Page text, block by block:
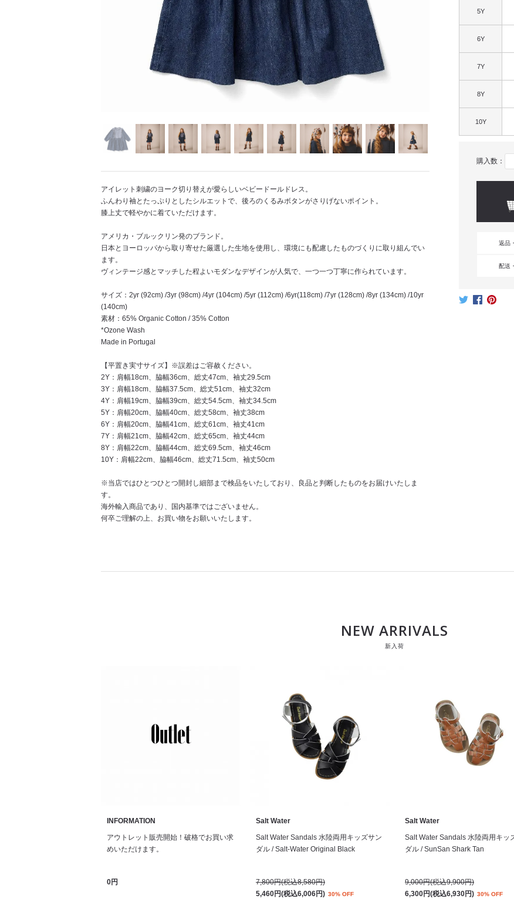
アイレット刺繍のヨーク切り替えが愛らしいベビードールドレス。
ふんわり袖とたっぷりとしたシルエットで、後ろのくるみボタンがさりげないポイント。
膝上丈で軽やかに着ていただけます。
アメリカ・ブルックリン発のブランド。
日本とヨーロッパから取り寄せた厳選した生地を使用し、環境にも配慮したものづくりに取り組んでい
ます。
ヴィンテージ感とマッチした程よいモダンなデザインが人気で、一つ一つ丁寧に作られています。
サイズ：2yr (92cm) /3yr (98cm) /4yr (104cm) /5yr (112cm) /6yr(118cm) /7yr (128cm) /8yr (134cm) /10yr
(140cm)
素材：65% Organic Cotton / 35% Cotton
*Ozone Wash
Made in Portugal
【平置き実寸サイズ】※誤差はご容赦ください。
2Y：肩幅18cm、脇幅36cm、総丈47cm、袖丈29.5cm
3Y：肩幅18cm、脇幅37.5cm、総丈51cm、袖丈32cm
4Y：肩幅19cm、脇幅39cm、総丈54.5cm、袖丈34.5cm
5Y：肩幅20cm、脇幅40cm、総丈58cm、袖丈38cm
6Y：肩幅20cm、脇幅41cm、総丈61cm、袖丈41cm
7Y：肩幅21cm、脇幅42cm、総丈65cm、袖丈44cm
8Y：肩幅22cm、脇幅44cm、総丈69.5cm、袖丈46cm
10Y：肩幅22cm、脇幅46cm、総丈71.5cm、袖丈50cm
※当店ではひとつひとつ開封し細部まで検品をいたしており、良品と判断したものをお届けいたしま
す。
海外輸入商品であり、国内基準ではございません。
何卒ご理解の上、お買い物をお願いいたします。
5Y
6Y
7Y
8Y
10Y
購入数：
返品
配送
NEW ARRIVALS
新入荷
INFORMATION
アウトレット販売開始！破格でお買い求
めいただけます。
0円
Salt Water
Salt Water Sandals 水陸両用キッズサン
ダル / Salt-Water Original Black
7,800円(税込8,580円)
5,460円(税込6,006円) 30% OFF
Salt Water
Salt Water Sandals 水陸両用キッ
ダル / SunSan Shark Tan
9,000円(税込9,900円)
6,300円(税込6,930円) 30% OFF